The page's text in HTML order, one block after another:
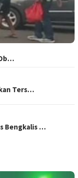
Ters…
Bengkalis …